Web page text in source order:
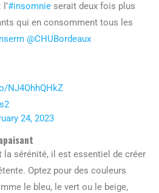
: l’#insomnie serait deux fois plus
qui en consomment tous les
@CHUBordeaux
NJ4OhhQHkZ
24, 2023
la sérénité, il est essentiel de créer
Optez pour des couleurs
le bleu, le vert ou le beige,